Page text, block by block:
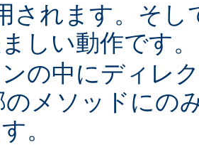
されます。そ
しい動作です
の中にディレ
のメソッドにの
。